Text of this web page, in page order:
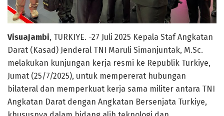
VisuaJambi, TURKIYE. -27 Juli 2025 Kepala Staf Angkatan
Darat (Kasad) Jenderal TNI Maruli Simanjuntak, M.Sc.
melakukan kunjungan kerja resmi ke Republik Turkiye,
Jumat (25/7/2025), untuk mempererat hubungan
bilateral dan memperkuat kerja sama militer antara TNI
Angkatan Darat dengan Angkatan Bersenjata Turkiye,